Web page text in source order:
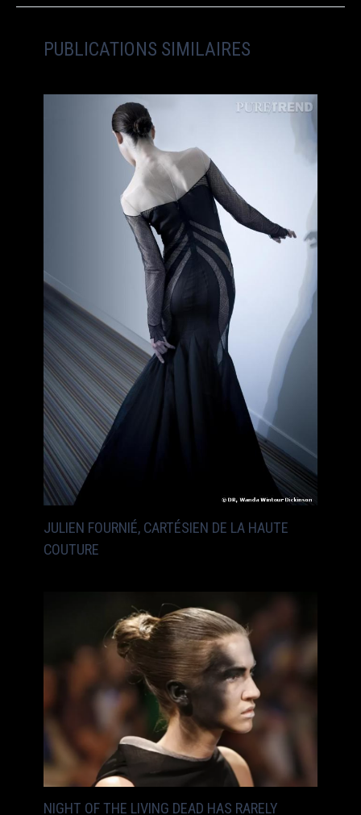
PUBLICATIONS SIMILAIRES
JULIEN FOURNIÉ, CARTÉSIEN DE LA HAUTE
COUTURE
NIGHT OF THE LIVING DEAD HAS RARELY